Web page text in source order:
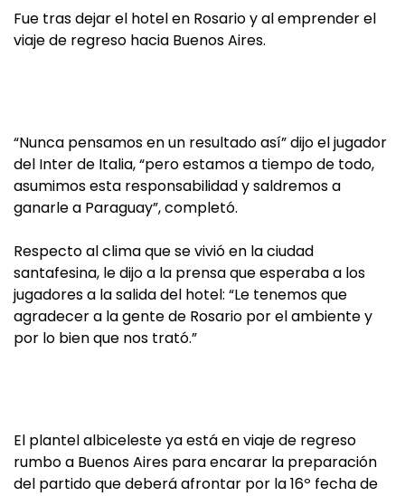
Fue tras dejar el hotel en Rosario y al emprender el
viaje de regreso hacia Buenos Aires.
“Nunca pensamos en un resultado así” dijo el jugador
del Inter de Italia, “pero estamos a tiempo de todo,
asumimos esta responsabilidad y saldremos a
ganarle a Paraguay”, completó.
Respecto al clima que se vivió en la ciudad
santafesina, le dijo a la prensa que esperaba a los
jugadores a la salida del hotel: “Le tenemos que
agradecer a la gente de Rosario por el ambiente y
por lo bien que nos trató.”
El plantel albiceleste ya está en viaje de regreso
rumbo a Buenos Aires para encarar la preparación
del partido que deberá afrontar por la 16º fecha de